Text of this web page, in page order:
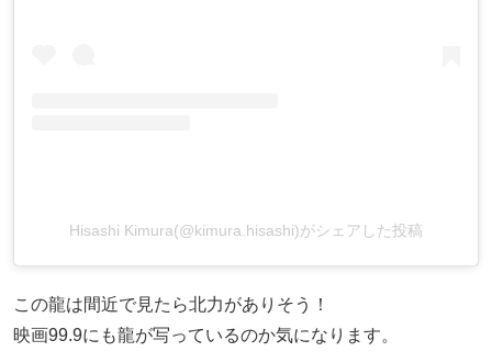
Hisashi Kimura(@kimura.hisashi)がシェアした投稿
この龍は間近で見たら北力がありそう！
映画99.9にも龍が写っているのか気になります。